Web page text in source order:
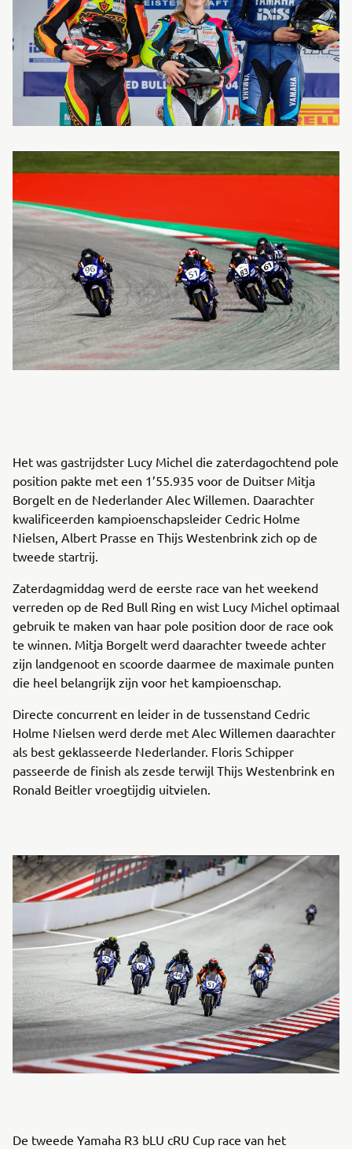
Het was gastrijdster Lucy Michel die zaterdagochtend pole
position pakte met een 1’55.935 voor de Duitser Mitja
Borgelt en de Nederlander Alec Willemen. Daarachter
kwalificeerden kampioenschapsleider Cedric Holme
Nielsen, Albert Prasse en Thijs Westenbrink zich op de
tweede startrij.
Zaterdagmiddag werd de eerste race van het weekend
verreden op de Red Bull Ring en wist Lucy Michel optimaal
gebruik te maken van haar pole position door de race ook
te winnen. Mitja Borgelt werd daarachter tweede achter
zijn landgenoot en scoorde daarmee de maximale punten
die heel belangrijk zijn voor het kampioenschap.
Directe concurrent en leider in de tussenstand Cedric
Holme Nielsen werd derde met Alec Willemen daarachter
als best geklasseerde Nederlander. Floris Schipper
passeerde de finish als zesde terwijl Thijs Westenbrink en
Ronald Beitler vroegtijdig uitvielen.
De tweede Yamaha R3 bLU cRU Cup race van het